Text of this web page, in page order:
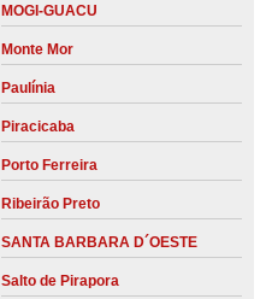
MOGI-GUACU
Monte Mor
Paulínia
Piracicaba
Porto Ferreira
Ribeirão Preto
SANTA BARBARA D´OESTE
Salto de Pirapora